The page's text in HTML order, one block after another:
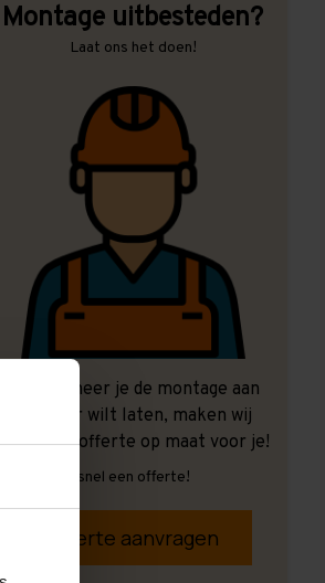
Montage uitbesteden?
Laat ons het doen!
Ook wanneer je de montage aan
ons over wilt laten, maken wij
een offerte op maat voor je!
Vrijblijvend, snel een offerte!
Offerte aanvragen